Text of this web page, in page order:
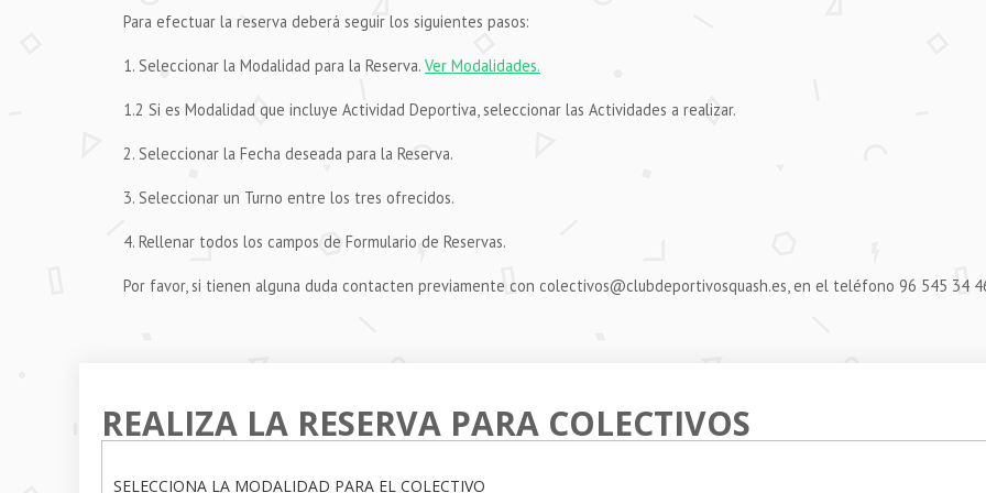
Para efectuar la reserva deberá seguir los siguientes pasos:
1. Seleccionar la Modalidad para la Reserva. Ver Modalidades.
1.2 Si es Modalidad que incluye Actividad Deportiva, seleccionar las Actividades a realizar.
2. Seleccionar la Fecha deseada para la Reserva.
3. Seleccionar un Turno entre los tres ofrecidos.
4. Rellenar todos los campos de Formulario de Reservas.
Por favor, si tienen alguna duda contacten previamente con colectivos@clubdeportivosquash.es, en el teléfono 96 545 34
REALIZA LA RESERVA PARA COLECTIVOS
SELECCIONA LA MODALIDAD PARA EL COLECTIVO